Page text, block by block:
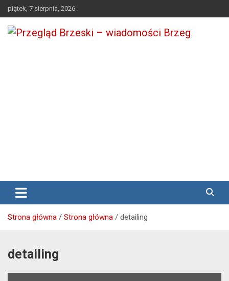
Skip
to
content
piątek, 7 sierpnia, 2026
Przegląd Brzeski – wiadomości
Brzeg
Brzeg24
Strona główna Strona główna detailing
detailing